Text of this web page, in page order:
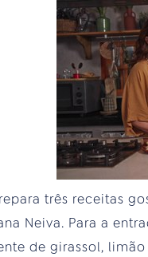
três receitas
Neiva. Para a
de girassol,